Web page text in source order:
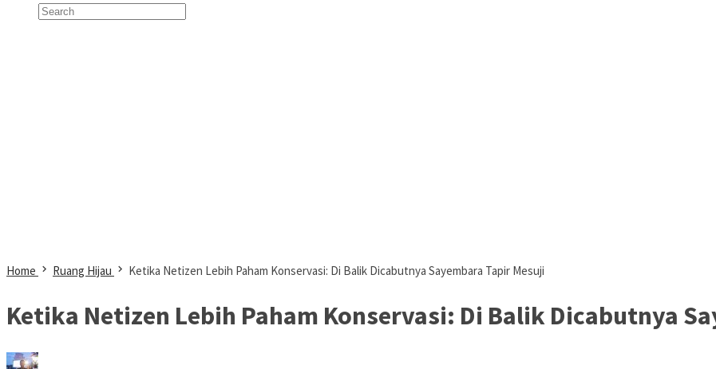
Home Ruang Hijau Ketika Netizen Lebih Paham Konservasi: Di Balik Dicabutnya Sayembara Tapir Mesuji
Ketika Netizen Lebih Paham Konservasi: Di Balik Dicabutnya